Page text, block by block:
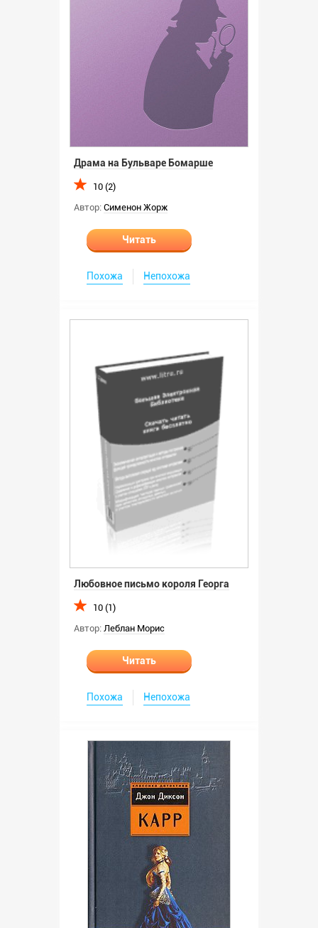
Драма на Бульваре Бомарше
10 (2)
Автор: Сименон Жорж
Читать
Похожа Непохожа
Любовное письмо короля Георга
10 (1)
Автор: Леблан Морис
Читать
Похожа Непохожа